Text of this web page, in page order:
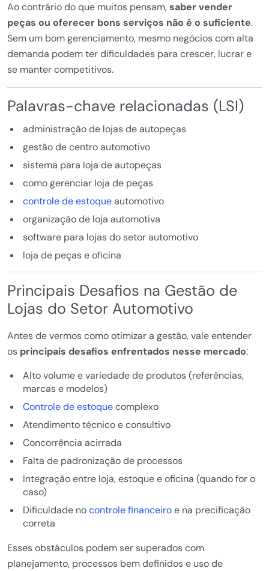
Ao contrário do que muitos pensam,saber vender
peças ou oferecer bons serviços não é o suficiente.
Sem um bom gerenciamento, mesmo negócios com alta
demanda podem ter dificuldades para crescer, lucrar e
se manter competitivos.
Palavras-chave relacionadas (LSI)
administração de lojas de autopeças
gestão de centro automotivo
sistema para loja de autopeças
como gerenciar loja de peças
controle de estoqueautomotivo
organização de loja automotiva
software para lojas do setor automotivo
loja de peças e oficina
Principais Desafios na Gestão de
Lojas do Setor Automotivo
Antes de vermos como otimizar a gestão, vale entender
os principais desafios enfrentados nesse mercado:
Alto volume e variedade de produtos (referências,
marcas e modelos)
Controle de estoquecomplexo
Atendimento técnico e consultivo
Concorrência acirrada
Falta de padronização de processos
Integração entre loja, estoque e oficina (quando for o
caso)
Dificuldade nocontrole financeiroe na precificação
correta
Esses obstáculos podem ser superados com
planejamento, processos bem definidos e uso de